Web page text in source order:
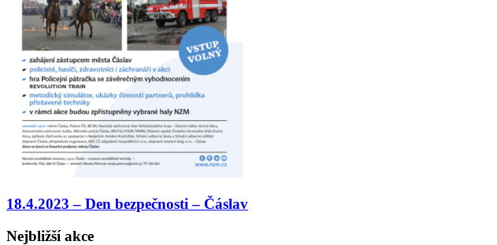
18.4.2023 – Den bezpečnosti – Čáslav
Nejbližší akce